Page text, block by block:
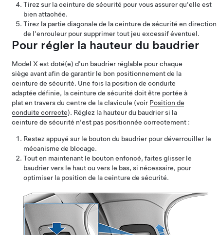
Tirez sur la ceinture de sécurité pour vous assurer qu'elle est
bien attachée.
Tirez la partie diagonale de la ceinture de sécurité en direction
de l'enrouleur pour supprimer tout jeu excessif éventuel.
Pour régler la hauteur du baudrier
Model X est doté(e) d'un baudrier réglable pour chaque
siège avant afin de garantir le bon positionnement de la
ceinture de sécurité. Une fois la position de conduite
adaptée définie, la ceinture de sécurité doit être portée à
plat en travers du centre de la clavicule (voir Position de
conduite correcte). Réglez la hauteur du baudrier si la
ceinture de sécurité n'est pas positionnée correctement :
Restez appuyé sur le bouton du baudrier pour déverrouiller le
mécanisme de blocage.
Tout en maintenant le bouton enfoncé, faites glisser le
baudrier vers le haut ou vers le bas, si nécessaire, pour
optimiser la position de la ceinture de sécurité.